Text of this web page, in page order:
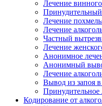
Лечение
Лечение
Лечение
Частный
Лечение
Анонимное
Анонимный
Лечение
Вывод из запоя
Принудительное
Кодирование от